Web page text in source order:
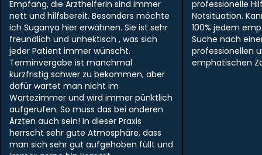
Empfang, die Arzthelferin sind immer
nett und hilfsbereit. Besonders möchte
ich Suganya hier erwähnen. Sie ist sehr
freundlich und unhektisch , was sich
jeder Patient immer wünscht.
Terminvergabe ist manchmal
kurzfristig schwer zu bekommen, aber
dafür wartet man nicht im
Wartezimmer und wird immer pünktlich
aufgerufen. So muss das bei anderen
Ärzten auch sein! In dieser Praxis
herrscht sehr gute Atmosphäre, dass
man sich sehr gut aufgehoben füllt und
professionelle
Notsituation.
100% jedem
Suche nach
professionellen
emphatischen